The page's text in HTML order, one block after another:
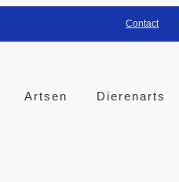
Contact
Artsen Dierenarts